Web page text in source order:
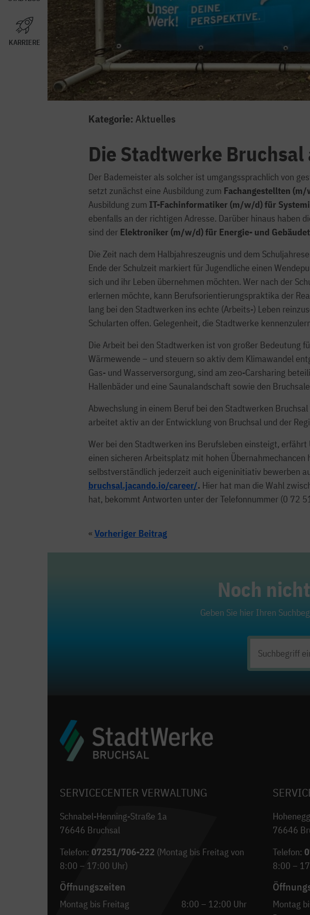
KARRIERE
Kategorie:Aktuelles
Die Stadtwerke
Der Bademeister als solcher ist umgangssprachlich von
setzt zunächst eine Ausbildung zum Fachangestellten (m/
Ausbildung zum IT-Fachinformatiker (m/w/d) für
ebenfalls an der richtigen Adresse. Darüber hinaus haben
sind der Elektroniker (m/w/d) für Energie- und
Die Zeit nach dem Halbjahreszeugnis und dem
Ende der Schulzeit markiert für Jugendliche einen
sich und ihr Leben übernehmen möchten. Wer nach der
erlernen möchte, kann Berufsorientierungspraktika der
lang bei den Stadtwerken ins echte (Arbeits-) Leben
Schularten offen. Gelegenheit, die Stadtwerke
Die Arbeit bei den Stadtwerken ist von großer Bedeutung
Wärmewende – und steuern so aktiv dem Klimawandel
Gas- und Wasserversorgung, sind am zeo-Carsharing
Hallenbäder und eine Saunalandschaft sowie den
Abwechslung in einem Beruf bei den Stadtwerken
arbeitet aktiv an der Entwicklung von Bruchsal und der
Wer bei den Stadtwerken ins Berufsleben einsteigt, erfährt
einen sicheren Arbeitsplatz mit hohen
selbstverständlich jederzeit auch eigeninitiativ bewerben
bruchsal.jacando.io/career/. Hier hat man die Wahl
hat, bekommt Antworten unter der Telefonnummer (0 72
« Vorheriger Beitrag
Noch
Geben Sie hier Ihren
Suchen
nach:
SERVICECENTER VERWALTUNG
Schnabel-Henning-Straße 1a
76646 Bruchsal
Telefon:07251/706-222 (Montag bis Freitag von
8:00 – 17:00 Uhr)
Öffnungszeiten
Montag bis Freitag 8:00 – 12:00 Uhr
76646
Telefon:
8:00 –
Montag